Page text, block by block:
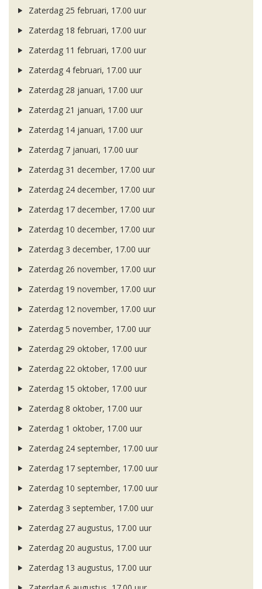
Zaterdag 25 februari, 17.00 uur
Zaterdag 18 februari, 17.00 uur
Zaterdag 11 februari, 17.00 uur
Zaterdag 4 februari, 17.00 uur
Zaterdag 28 januari, 17.00 uur
Zaterdag 21 januari, 17.00 uur
Zaterdag 14 januari, 17.00 uur
Zaterdag 7 januari, 17.00 uur
Zaterdag 31 december, 17.00 uur
Zaterdag 24 december, 17.00 uur
Zaterdag 17 december, 17.00 uur
Zaterdag 10 december, 17.00 uur
Zaterdag 3 december, 17.00 uur
Zaterdag 26 november, 17.00 uur
Zaterdag 19 november, 17.00 uur
Zaterdag 12 november, 17.00 uur
Zaterdag 5 november, 17.00 uur
Zaterdag 29 oktober, 17.00 uur
Zaterdag 22 oktober, 17.00 uur
Zaterdag 15 oktober, 17.00 uur
Zaterdag 8 oktober, 17.00 uur
Zaterdag 1 oktober, 17.00 uur
Zaterdag 24 september, 17.00 uur
Zaterdag 17 september, 17.00 uur
Zaterdag 10 september, 17.00 uur
Zaterdag 3 september, 17.00 uur
Zaterdag 27 augustus, 17.00 uur
Zaterdag 20 augustus, 17.00 uur
Zaterdag 13 augustus, 17.00 uur